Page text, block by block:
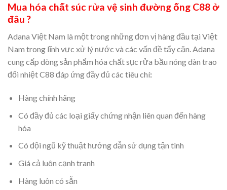
Mua hóa chất súc rửa vệ sinh đường ống C88 ở
đâu ?
Adana Việt Nam là một trong những đơn vị hàng đầu tại Việt
Nam trong lĩnh vực xử lý nước và các vấn đề tẩy cặn. Adana
cung cấp dòng sản phẩm hóa chất sục rửa bầu nóng dàn trao
đổi nhiệt C88 đáp ứng đầy đủ các tiêu chí:
Hàng chính hãng
Có đầy đủ các loại giấy chứng nhận liên quan đến hàng
hóa
Có đội ngũ kỹ thuật hướng dẫn sử dụng tận tình
Giá cả luôn cạnh tranh
Hàng luôn có sẵn